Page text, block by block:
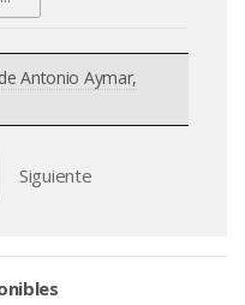
Antonio Aymar,
Siguiente